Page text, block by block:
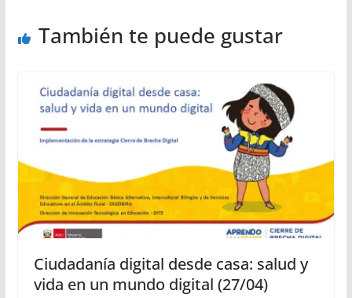
También te puede gustar
Ciudadanía digital desde casa: salud y
vida en un mundo digital (27/04)